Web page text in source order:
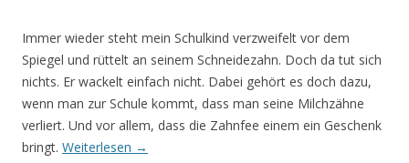
Immer wieder steht mein Schulkind verzweifelt vor dem
Spiegel und rüttelt an seinem Schneidezahn. Doch da tut sich
nichts. Er wackelt einfach nicht. Dabei gehört es doch dazu,
wenn man zur Schule kommt, dass man seine Milchzähne
verliert. Und vor allem, dass die Zahnfee einem ein Geschenk
bringt. Weiterlesen →